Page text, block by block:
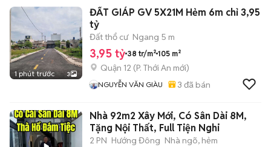
1 phút trước 3
ĐẤT GIÁP GV 5X21M Hẻm 6m chỉ 3,95
tỷ
Đất thổ cư Ngang 5 m
3,95 tỷ 38 tr/m² 105 m²
Quận 12 (P. Thới An mới)
NGUYỄN VĂN GIÀU 3 đã bán
Nhà 92m2 Xây Mới, Có Sân Dài 8M,
Tặng Nội Thất, Full Tiện Nghi
2 PN Hướng Đông Nhà ngõ, hẻm